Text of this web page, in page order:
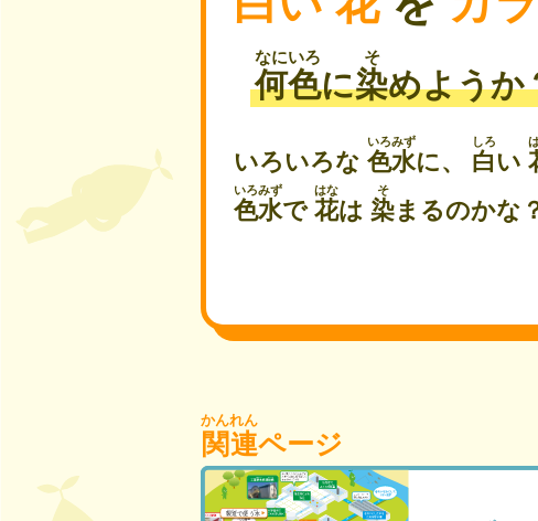
何色
なにいろ
に染
そ
めようか
いろいろな 色水
いろみず
に、 白
しろ
い
色水
いろみず
で 花
はな
は 染
そ
まるのかな
関連
かんれん
ページ